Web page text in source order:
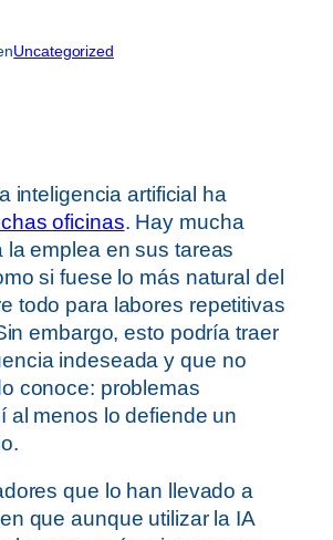
Uncategorized
inteligencia artificial ha
oficinas. Hay mucha
la emplea en sus tareas
si fuese lo más natural del
todo para labores repetitivas
embargo, esto podría traer
indeseada y que no
conoce: problemas
al menos lo defiende un
que lo han llevado a
que aunque utilizar la IA